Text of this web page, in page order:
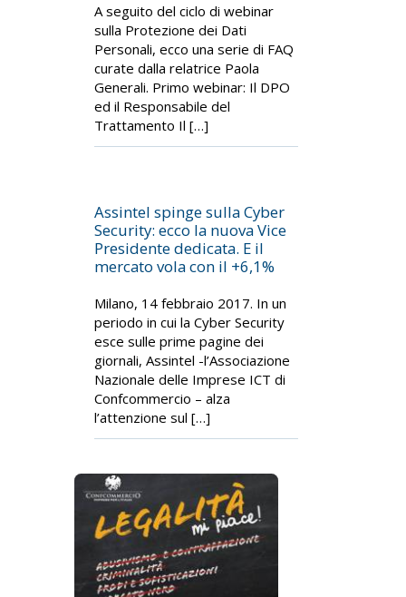
A seguito del ciclo di webinar
sulla Protezione dei Dati
Personali, ecco una serie di FAQ
curate dalla relatrice Paola
Generali. Primo webinar: Il DPO
ed il Responsabile del
Trattamento Il […]
Assintel spinge sulla Cyber
Security: ecco la nuova Vice
Presidente dedicata. E il
mercato vola con il +6,1%
Milano, 14 febbraio 2017. In un
periodo in cui la Cyber Security
esce sulle prime pagine dei
giornali, Assintel -l’Associazione
Nazionale delle Imprese ICT di
Confcommercio – alza
l’attenzione sul […]